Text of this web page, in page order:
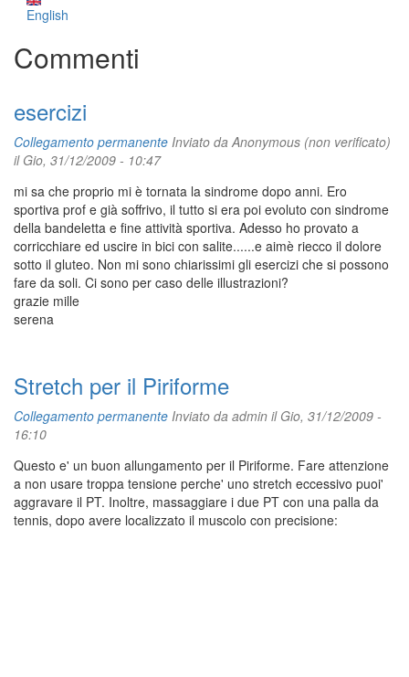
English
Commenti
esercizi
Collegamento permanente Inviato daAnonymous (non verificato)
il Gio, 31/12/2009 - 10:47
mi sa che proprio mi è tornata la sindrome dopo anni. Ero
sportiva prof e già soffrivo, il tutto si era poi evoluto con sindrome
della bandeletta e fine attività sportiva. Adesso ho provato a
corricchiare ed uscire in bici con salite......e aimè riecco il dolore
sotto il gluteo. Non mi sono chiarissimi gli esercizi che si possono
fare da soli. Ci sono per caso delle illustrazioni?
grazie mille
serena
Stretch per il Piriforme
Collegamento permanente Inviato da admin il Gio, 31/12/2009 -
16:10
Questo e' un buon allungamento per il Piriforme. Fare attenzione
a non usare troppa tensione perche' uno stretch eccessivo puoi'
aggravare il PT. Inoltre, massaggiare i due PT con una palla da
tennis, dopo avere localizzato il muscolo con precisione: